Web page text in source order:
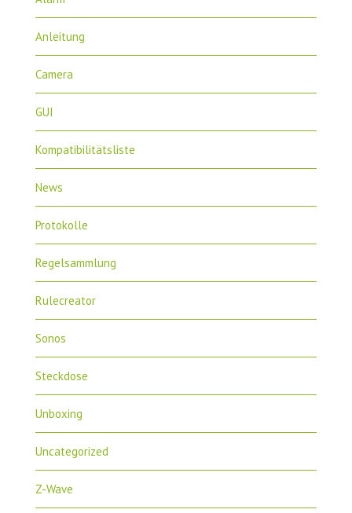
Anleitung
Camera
GUI
Kompatibilitätsliste
News
Protokolle
Regelsammlung
Rulecreator
Sonos
Steckdose
Unboxing
Uncategorized
Z-Wave